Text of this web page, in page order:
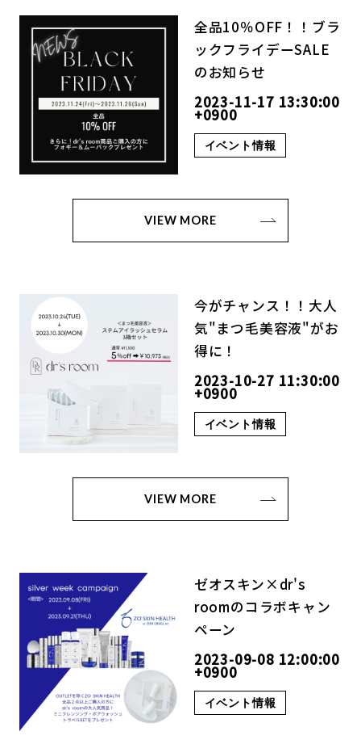
全品10％OFF！！ブラ
ックフライデーSALE
のお知らせ
2023-11-17 13:30:00
+0900
イベント情報
VIEW MORE
今がチャンス！！大人
気"まつ毛美容液"がお
得に！
2023-10-27 11:30:00
+0900
イベント情報
VIEW MORE
ゼオスキン×dr's
roomのコラボキャン
ペーン
2023-09-08 12:00:00
+0900
イベント情報